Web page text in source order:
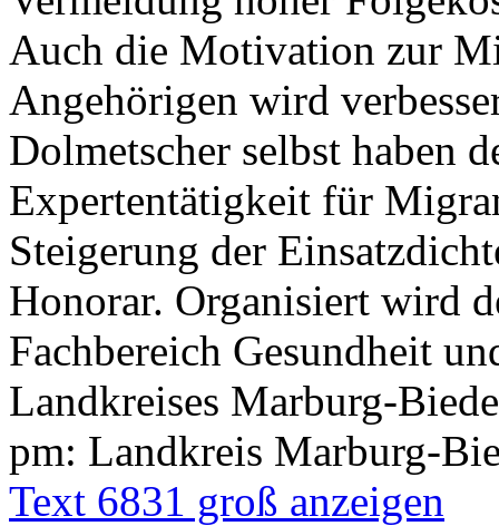
Auch die Motivation zur
Angehörigen wird
Dolmetscher selbst haben
Expertentätigkeit für
Steigerung der
Honorar. Organisiert wird
Fachbereich Gesundheit
Landkreises Marburg-
pm: Landkreis Marburg-
Text 6831 groß anzeigen